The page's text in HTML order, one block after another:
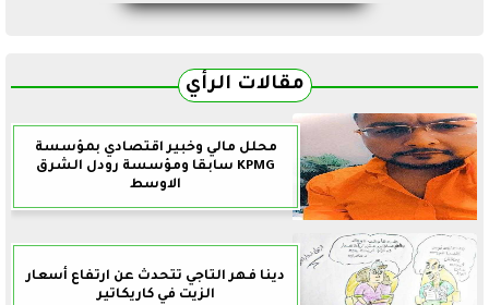
مقالات الرأي
محلل مالي وخبير اقتصادي بمؤسسة
KPMG سابقا ومؤسسة رودل الشرق
الاوسط
دينا فهر التاجي تتحدث عن ارتفاع أسعار
الزيت في كاريكاتير